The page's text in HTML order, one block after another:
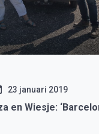
23 januari 2019
en Wiesje: